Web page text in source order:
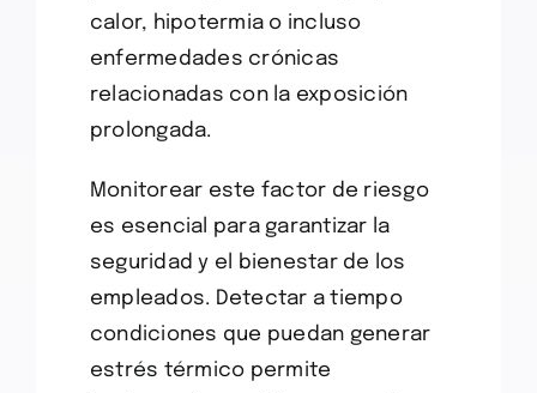
calor, hipotermia o incluso
enfermedades crónicas
relacionadas con la exposición
prolongada.
Monitorear este factor de riesgo
es esencial para garantizar la
seguridad y el bienestar de los
empleados. Detectar a tiempo
condiciones que puedan generar
estrés térmico permite